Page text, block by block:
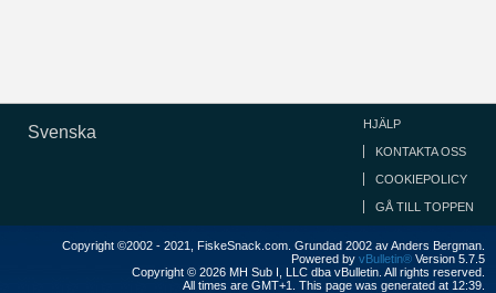
Svenska HJÄLP
KONTAKTA OSS
COOKIEPOLICY
GÅ TILL TOPPEN
Copyright ©2002 - 2021, FiskeSnack.com. Grundad 2002 av Anders Bergman.
Powered by vBulletin® Version 5.7.5
Copyright © 2026 MH Sub I, LLC dba vBulletin. All rights reserved.
All times are GMT+1. This page was generated at 12:39.